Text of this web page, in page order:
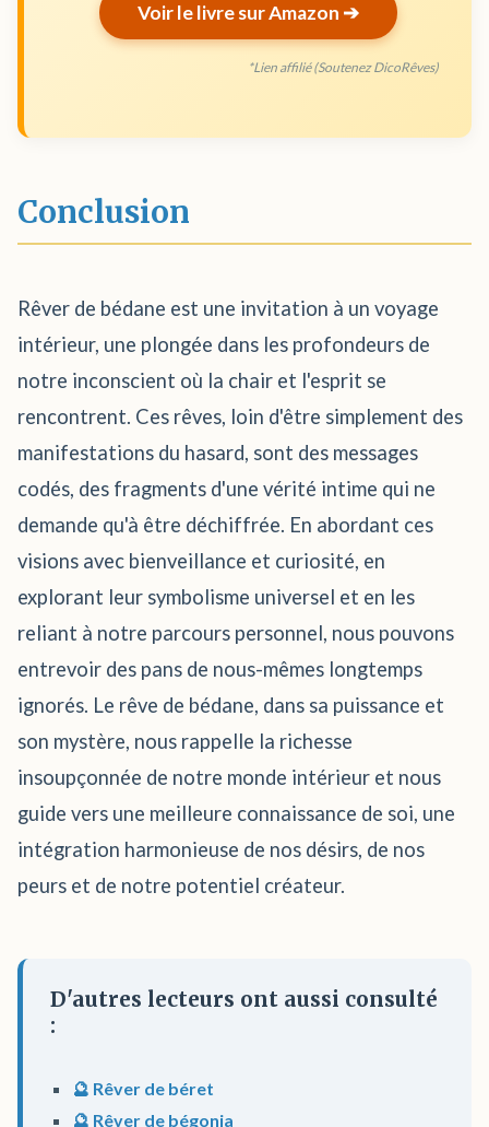
Voir le livre sur Amazon ➔
*Lien affilié (Soutenez DicoRêves)
Conclusion
Rêver de bédane est une invitation à un voyage
intérieur, une plongée dans les profondeurs de
notre inconscient où la chair et l'esprit se
rencontrent. Ces rêves, loin d'être simplement des
manifestations du hasard, sont des messages
codés, des fragments d'une vérité intime qui ne
demande qu'à être déchiffrée. En abordant ces
visions avec bienveillance et curiosité, en
explorant leur symbolisme universel et en les
reliant à notre parcours personnel, nous pouvons
entrevoir des pans de nous-mêmes longtemps
ignorés. Le rêve de bédane, dans sa puissance et
son mystère, nous rappelle la richesse
insoupçonnée de notre monde intérieur et nous
guide vers une meilleure connaissance de soi, une
intégration harmonieuse de nos désirs, de nos
peurs et de notre potentiel créateur.
D'autres lecteurs ont aussi consulté
:
🔮 Rêver de béret
🔮 Rêver de bégonia